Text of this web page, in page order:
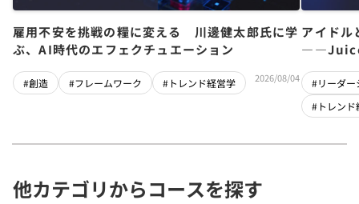
雇用不安を挑戦の糧に変える 川邊健太郎氏に学
ぶ、AI時代のエフェクチュエーション
#創造 #フレームワーク #トレンド経営学 2026/08/04
アイドル
#リーダー
#トレンド
他カテゴリからコースを探す